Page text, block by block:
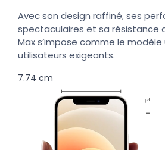
Avec son design raffiné, ses
spectaculaires et sa résistance
Max s’impose comme le
utilisateurs exigeants.
7.74 cm